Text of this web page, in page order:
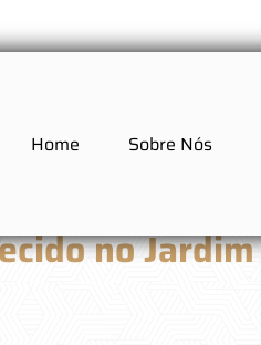
Home Sobre Nós
no Jardim